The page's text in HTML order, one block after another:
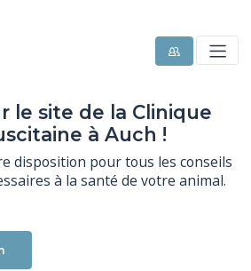
le site de la Clinique
à Auch !
disposition pour tous les conseils
à la santé de votre animal.